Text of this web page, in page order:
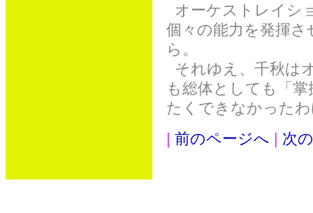
オーケストレイシ
個々の能力を発揮
ら。
それゆえ、千秋は
も総体としても「
たくできなかった
| 前のページへ | 次